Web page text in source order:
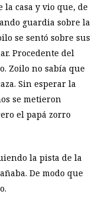
la casa y vio que, de
guardia sobre la
se sentó sobre sus
Procedente del
Zoilo no sabía que
Sin esperar la
se metieron
el papá zorro
la pista de la
De modo que